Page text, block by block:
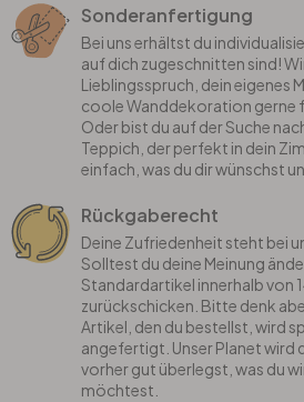
Sonderanfertigung
Bei uns erhältst du
auf dich zugeschnitten sind!
Lieblingsspruch, dein eigenes
coole Wanddekoration gerne
Oder bist du auf der Suche
Teppich, der perfekt in dein
einfach, was du dir wünschst
Rückgaberecht
Deine Zufriedenheit steht bei
Solltest du deine Meinung
Standardartikel innerhalb von
zurückschicken. Bitte denk
Artikel, den du bestellst, wird
angefertigt. Unser Planet wird
vorher gut überlegst, was du
möchtest.